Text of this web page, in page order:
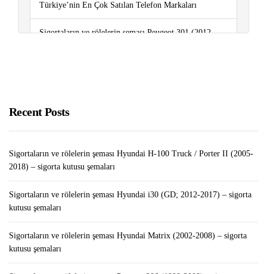
Türkiye’nin En Çok Satılan Telefon Markaları
Sigortaların ve rölelerin şeması Peugeot 301 (2012-
Recent Posts
Sigortaların ve rölelerin şeması Hyundai H-100 Truck / Porter II (2005-
2018) – sigorta kutusu şemaları
Sigortaların ve rölelerin şeması Hyundai i30 (GD; 2012-2017) – sigorta
kutusu şemaları
Sigortaların ve rölelerin şeması Hyundai Matrix (2002-2008) – sigorta
kutusu şemaları